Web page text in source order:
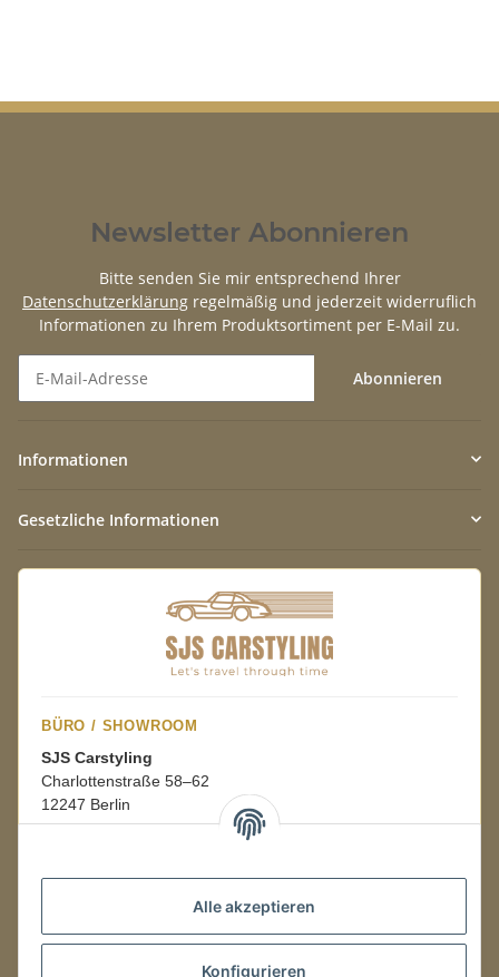
Alle akzeptieren
Konfigurieren
Newsletter Abonnieren
Bitte senden Sie mir entsprechend Ihrer
Datenschutzerklärung regelmäßig und jederzeit widerruflich
Informationen zu Ihrem Produktsortiment per E-Mail zu.
Abonnieren
Informationen
Gesetzliche Informationen
BÜRO / SHOWROOM
SJS Carstyling
Charlottenstraße 58–62
12247 Berlin
08:00–16:00 Uhr
LAGER / RETOUREN
Packmonster Fulfillment